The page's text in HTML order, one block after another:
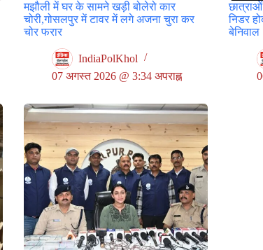
मझौली में घर के सामने खड़ी बोलेरो कार
चोरी,गोसलपुर में टावर में लगे अजना चुरा कर
चोर फरार
IndiaPolKhol
07 अगस्त 2026 @ 3:34 अपराह्न
निडर
बेनिवाल